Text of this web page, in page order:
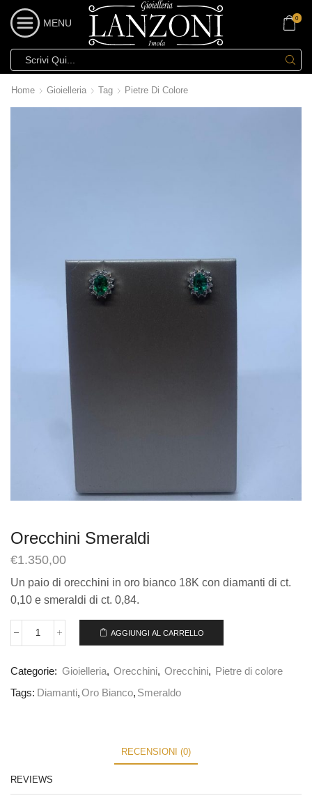
MENU 0
Home Gioielleria Tag Pietre Di Colore
Orecchini Smeraldi
€1.350,00
Un paio di orecchini in oro bianco 18K con diamanti di ct.
0,10 e smeraldi di ct. 0,84.
AGGIUNGI AL CARRELLO
Categorie: Gioielleria, Orecchini, Orecchini, Pietre di colore
Tags: Diamanti,Oro Bianco, Smeraldo
RECENSIONI (0)
REVIEWS